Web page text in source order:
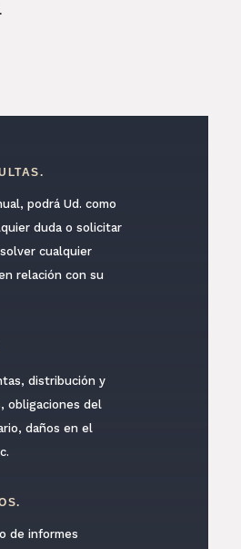
podrá Ud. como
duda o solicitar
cualquier
relación con su
distribución y
obligaciones del
daños en el
de informes